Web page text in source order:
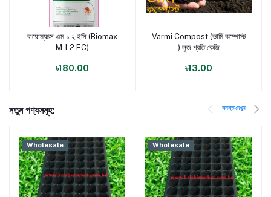
পণ্য যোগ করুন
বায়োম্যাক্স এম ১.২ ইসি (Biomax
M 1.2 EC)
৳180.00
পণ্য যোগ করুন
Varmi Compost (ভার্মি কম্পোস্ট
) লুজ প্রতি কেজি
৳13.00
নতুন পণ্যসমূহ: সমস্ত দেখুন
Wholesale Wholesale